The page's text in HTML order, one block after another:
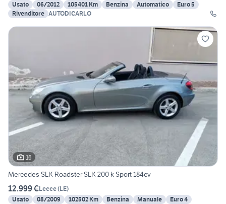
Usato
06/2012 105401 Km Benzina Automatico
Euro 5
Rivenditore AUTODICARLO
16
Mercedes SLK Roadster SLK 200 k Sport 184cv
12.999 €Lecce(LE)
Usato
08/2009 102502 Km Benzina Manuale
Euro 4